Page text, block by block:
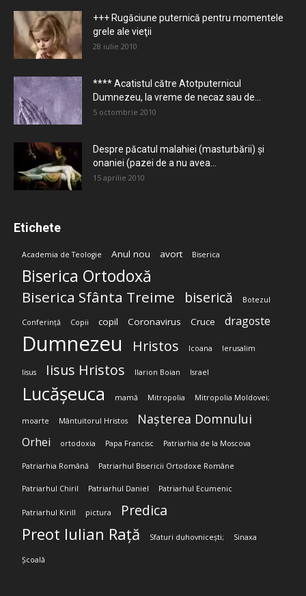
+++ Rugăciune puternică pentru momentele
grele ale vieţii
28 iulie 2010
**** Acatistul către Atotputernicul
Dumnezeu, la vreme de necaz sau de...
5 octombrie 2010
Despre păcatul malahiei (masturbării) şi
onaniei (pazei de a nu avea...
15 aprilie 2010
Etichete
Academia de Teologie Anul nou avort Biserica
Biserica Ortodoxă
Biserica Sfânta Treime biserică Botezul
Conferință Copii copil Coronavirus Cruce dragoste
Dumnezeu Hristos Icoana Ierusalim
Iisus Iisus Hristos Ilarion Boian Israel
Lucășeuca mamă Mitropolia Mitropolia Moldovei;
moarte Mântuitorul Hristos Nașterea Domnului
Orhei ortodoxia Papa Francisc Patriarhia de la Moscova
Patriarhia Română Patriarhul Bisericii Ortodoxe Române
Patriarhul Chiril Patriarhul Daniel Patriarhul Ecumenic
Patriarhul Kirill pictura Predica
Preot Iulian Rață Sfaturi duhovnicești; Sinaxa
Școală